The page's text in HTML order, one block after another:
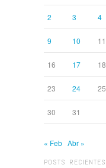
2 3 4
9 10 11
16 17 18
23 24 25
30 31
« Feb Abr »
POSTS RECIENTES